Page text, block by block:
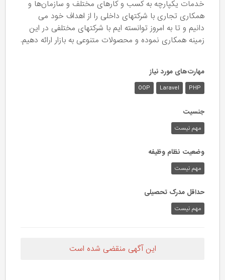
خدمات یکپارچه به کسب و کارهای مختلف و سازمان‌ها و
همکاری تجاری با شرکتهای داخلی را از اهداف خود می
دانیم و تا به امروز توانسته ایم با شرکتهای مختلفی در این
زمینه همکاری نموده و محصولات متنوعی به بازار ارائه دهیم.
مهارت‌های مورد نیاز
PHP
Laravel
OOP
جنسیت
مهم نیست
وضعیت نظام وظیفه
مهم‌ نیست
حداقل مدرک تحصیلی
مهم نیست
این آگهی منقضی شده است